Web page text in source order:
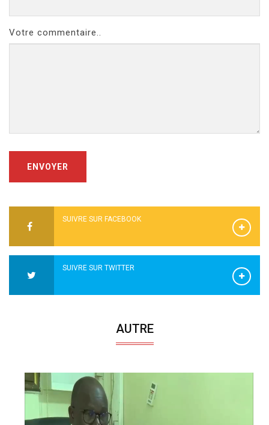
Votre commentaire..
ENVOYER
SUIVRE SUR FACEBOOK
SUIVRE SUR TWITTER
AUTRE